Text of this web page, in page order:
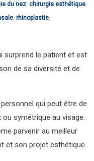
du nez,chirurgie esthétique,
,rhinoplastie,
surprend le patient et est
de sa diversité et de
qui peut être de
symétrique au visage.
parvenir au meilleur
et son projet esthétique.